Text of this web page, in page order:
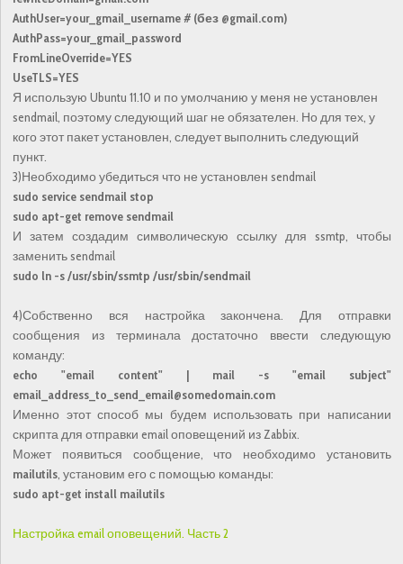
AuthUser=your_gmail_username # (без @gmail.com)
AuthPass=your_gmail_password
FromLineOverride=YES
UseTLS=YES
Я использую Ubuntu 11.10 и по умолчанию у меня не установлен
sendmail, поэтому следующий шаг не обязателен. Но для тех, у
кого этот пакет установлен, следует выполнить следующий
пункт.
3)Необходимо убедиться что не установлен sendmail
sudo service sendmail stop
sudo apt-get remove sendmail
И затем создадим символическую ссылку для ssmtp, чтобы
заменить sendmail
sudo ln -s /usr/sbin/ssmtp /usr/sbin/sendmail
4)Собственно вся настройка закончена. Для отправки
сообщения из терминала достаточно ввести следующую
команду:
echo "email content" | mail -s "email subject"
email_address_to_send_email@somedomain.com
Именно этот способ мы будем использовать при написании
скрипта для отправки email оповещений из Zabbix.
Может появиться сообщение, что необходимо установить
mailutils, установим его с помощью команды:
sudo apt-get install mailutils
Настройка email оповещений. Часть 2